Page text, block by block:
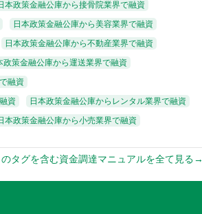
本政策金融公庫から接骨院業界で融資
日本政策金融公庫から美容業界で融資
日本政策金融公庫から不動産業界で融資
政策金融公庫から運送業界で融資
融資
資
日本政策金融公庫からレンタル業界で融資
本政策金融公庫から小売業界で融資
のタグを含む資金調達マニュアルを全て見る→